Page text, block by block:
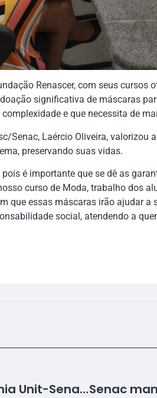
Renascer, com seus
significativa de máscaras
e que necessita de
Senac, Laércio Oliveira, valorizou
preservando suas vidas.
é importante que se dê as
curso de Moda, trabalho dos
que essas máscaras irão ajudar a
social, atendendo a
12º Congresso de Gastronomia Unit-Senac inicia com palestra de Raul Lody